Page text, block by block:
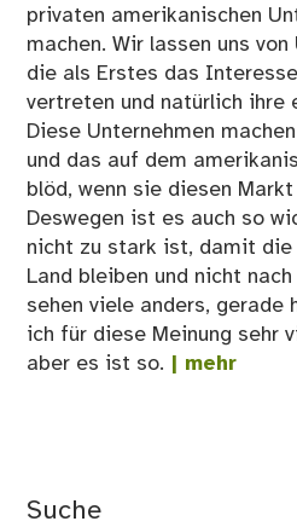
privaten amerikanischen
machen. Wir lassen uns
die als Erstes das
vertreten und natürlich ihre
Diese Unternehmen
und das auf dem
blöd, wenn sie diesen
Deswegen ist es auch so
nicht zu stark ist, damit die
Land bleiben und nicht
sehen viele anders, gerade
ich für diese Meinung sehr
aber es ist so. | mehr
Suche